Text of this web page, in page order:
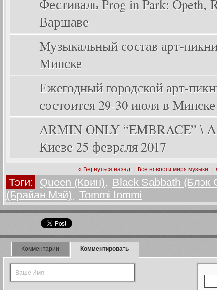
Фестиваль Prog in Park: Opeth,
Варшаве
Музыкальный состав арт-
Минске
Ежегодный городской арт-
состоится 29-30 июля в Минске
ARMIN ONLY “EMBRACE” \
Киеве 25 февраля 2017
« Вернуться назад Все новости мира музыки
Тэги: Queen (Квин), Black Sabbath (Блэк
(Брайан Мэй), Tommi Iommi
Комментарии Комментировать